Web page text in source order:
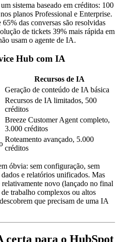
sistema baseado em créditos: 100
planos Professional e Enterprise.
das conversas são resolvidas
de tickets 39% mais rápida em
usam o agente de IA.
Hub com IA
Recursos de IA
Geração de conteúdo de IA básica
Recursos de IA limitados, 500
créditos
Breeze Customer Agent completo,
3.000 créditos
Roteamento avançado, 5.000
créditos
óbvia: sem configuração, sem
e relatórios unificados. Mas
novo (lançado no final
trabalho complexos ou altos
que precisam de uma IA
certa para o HubSpot